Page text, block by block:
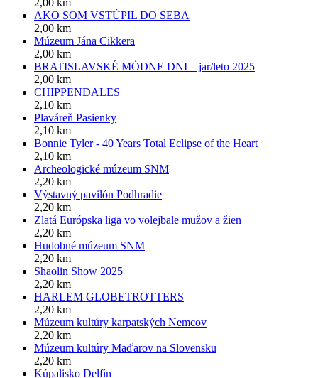
2,00 km
AKO SOM VSTÚPIL DO SEBA
2,00 km
Múzeum Jána Cikkera
2,00 km
BRATISLAVSKÉ MÓDNE DNI – jar/leto 2025
2,00 km
CHIPPENDALES
2,10 km
Plaváreň Pasienky
2,10 km
Bonnie Tyler - 40 Years Total Eclipse of the Heart
2,10 km
Archeologické múzeum SNM
2,20 km
Výstavný pavilón Podhradie
2,20 km
Zlatá Európska liga vo volejbale mužov a žien
2,20 km
Hudobné múzeum SNM
2,20 km
Shaolin Show 2025
2,20 km
HARLEM GLOBETROTTERS
2,20 km
Múzeum kultúry karpatských Nemcov
2,20 km
Múzeum kultúry Maďarov na Slovensku
2,20 km
Kúpalisko Delfín